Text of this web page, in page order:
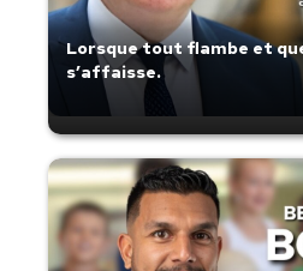
Lorsque tout flambe et
s’affaisse.